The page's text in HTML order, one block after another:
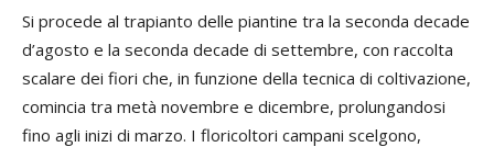
Si procede al trapianto delle piantine tra la seconda decade
d’agosto e la seconda decade di settembre, con raccolta
scalare dei fiori che, in funzione della tecnica di coltivazione,
comincia tra metà novembre e dicembre, prolungandosi
fino agli inizi di marzo. I floricoltori campani scelgono,